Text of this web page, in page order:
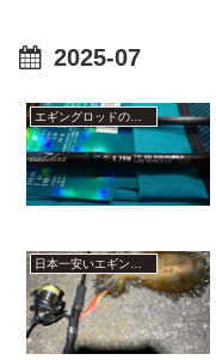
2025-07
エギングロッドのインプレッション
日本一安いエギングロッドでエギング